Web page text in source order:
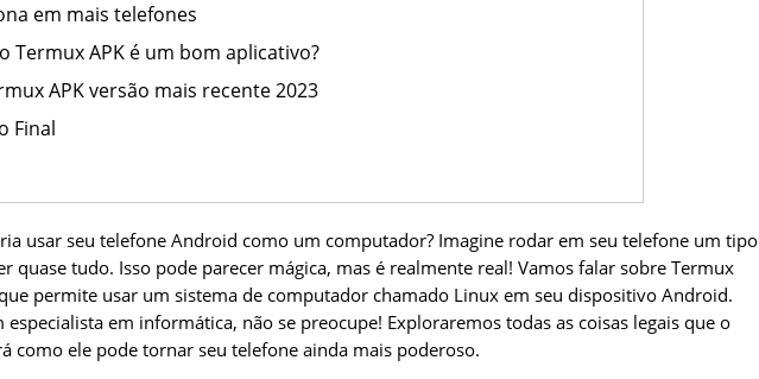
em mais telefones
Termux APK é um bom aplicativo?
APK versão mais recente 2023
Final
usar seu telefone Android como um computador? Imagine rodar em seu telefone um tipo
quase tudo. Isso pode parecer mágica, mas é realmente real! Vamos falar sobre Termux
permite usar um sistema de computador chamado Linux em seu dispositivo Android.
em informática, não se preocupe! Exploraremos todas as coisas legais que o
como ele pode tornar seu telefone ainda mais poderoso.